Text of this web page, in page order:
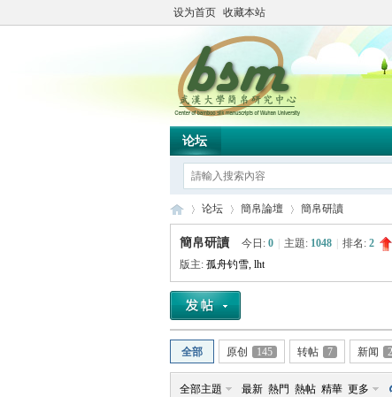
设为首页 收藏本站
论坛
简 »
论坛
›
簡帛論壇
›
簡帛研讀
簡帛研讀 今日: 0 主題: 1048 排名: 2
版主: 孤舟钓雪, lht
全部 原创 145 转帖 7 新闻 2
全部主題 最新 熱門 熱帖 精華 更多